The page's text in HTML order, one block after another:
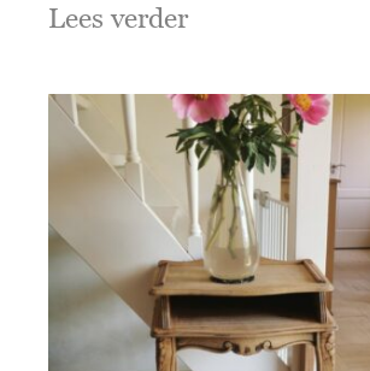
Lees verder